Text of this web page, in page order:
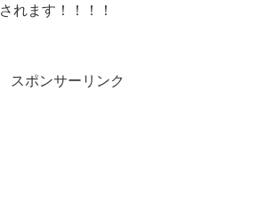
されます！！！！
スポンサーリンク